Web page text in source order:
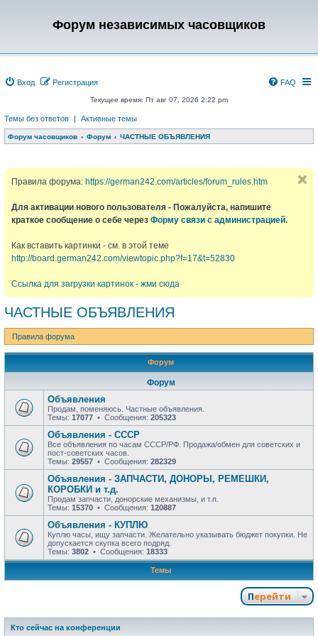
Форум независимых часовщиков
Вход Регистрация FAQ
Текущее время: Пт авг 07, 2026 2:22 pm
Темы без ответов | Активные темы
Форум часовщиков Форум ЧАСТНЫЕ ОБЪЯВЛЕНИЯ
Правила форума: https://german242.com/articles/forum_rules.htm
Для активации нового пользователя - Пожалуйста, напишите
краткое сообщение о себе через Форму связи с администрацией.
Как вставить картинки - см. в этой теме
http://board.german242.com/viewtopic.php?f=17&t=52830
Ссылка для загрузки картинок - жми сюда
ЧАСТНЫЕ ОБЪЯВЛЕНИЯ
Правила форума
Форум
Форум
Объявления
Продам, поменяюсь. Частные объявления.
Темы: 17077 • Сообщения: 205323
Объявления - СССР
Все объявления по часам СССР/РФ. Продажа/обмен для советских и
пост-советских часов.
Темы: 29557 • Сообщения: 282329
Объявления - ЗАПЧАСТИ, ДОНОРЫ, РЕМЕШКИ,
КОРОБКИ и т.д.
Продам запчасти, донорские механизмы, и т.п.
Темы: 15370 • Сообщения: 120887
Объявления - КУПЛЮ
Куплю часы, ищу запчасти. Желательно указывать бюджет покупки. Не
допускается скупка всего подряд.
Темы: 3802 • Сообщения: 18333
Темы
Перейти
Кто сейчас на конференции